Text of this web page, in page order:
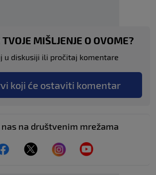
TVOJE MIŠLJENJE O OVOME?
u diskusiji ili pročitaj komentare
koji će ostaviti komentar
na društvenim mrežama